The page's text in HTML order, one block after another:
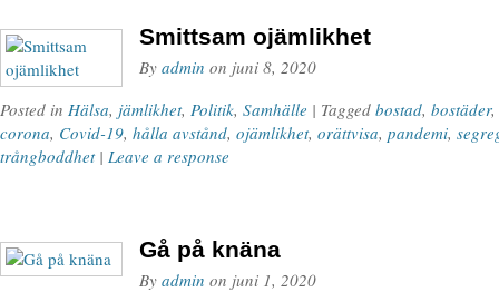
Smittsam ojämlikhet
By admin on juni 8, 2020
Posted in Hälsa, jämlikhet, Politik, Samhälle | Tagged bostad, bostäder,
corona, Covid-19, hålla avstånd, ojämlikhet, orättvisa, pandemi,
trångboddhet| Leave a response
Gå på knäna
By admin on juni 1, 2020